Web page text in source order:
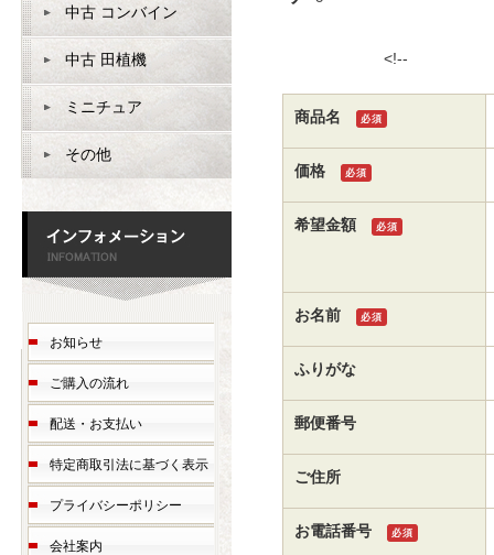
商品名 必須
価格 必須
希望金額 必須
お名前 必須
ふりがな
郵便番号
ご住所
お電話番号 必須
中古 コンバイン
中古 田植機
ミニチュア
その他
お知らせ
ご購入の流れ
配送・お支払い
特定商取引法に基づく表示
プライバシーポリシー
会社案内